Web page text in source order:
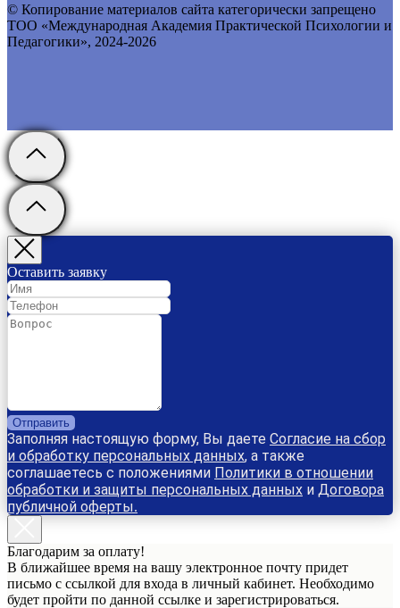
© Копирование материалов сайта категорически запрещено
ТОО «Международная Академия Практической Психологии и
Педагогики», 2024-2026
Оставить заявку
Отправить
Заполняя настоящую форму, Вы даете Согласие на сбор
и обработку персональных данных, а также
соглашаетесь с положениями Политики в отношении
обработки и защиты персональных данных и Договора
публичной оферты.
Благодарим за оплату!
В ближайшее время на вашу электронное почту придет
письмо с ссылкой для входа в личный кабинет. Необходимо
будет пройти по данной ссылке и зарегистрироваться.